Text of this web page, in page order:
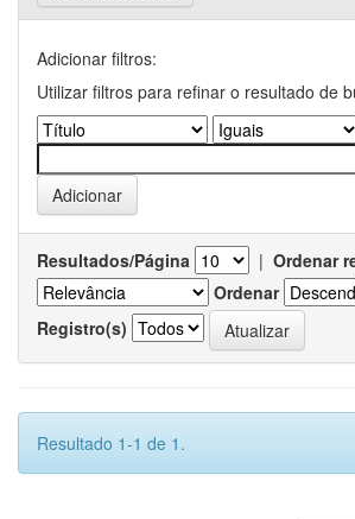
Adicionar filtros:
Utilizar filtros para refinar o resultado de
Resultados/Página | Ordenar
Ordenar
Registro(s)
Resultado 1-1 de 1.